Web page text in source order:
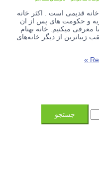
تبریز شهر اولین های ایران دارای 300 خانه قدیمی است . اکثر خانه
و حکومت های پس از ان
معرفی میکنیم. خانه بهنام
زیباترین از دیگر خانه‌های